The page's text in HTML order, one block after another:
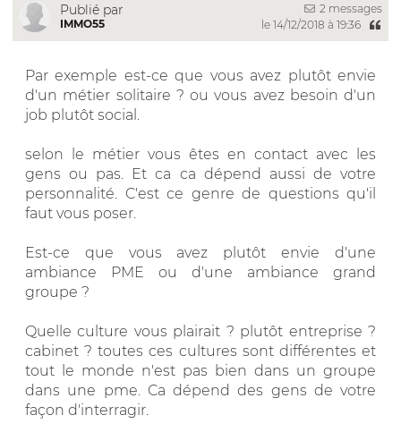
Publié par
IMMO55
2 messages
le 14/12/2018 à 19:36
Par exemple est-ce que vous avez plutôt envie
d'un métier solitaire ? ou vous avez besoin d'un
job plutôt social.
selon le métier vous êtes en contact avec les
gens ou pas. Et ca ca dépend aussi de votre
personnalité. C'est ce genre de questions qu'il
faut vous poser.
Est-ce que vous avez plutôt envie d'une
ambiance PME ou d'une ambiance grand
groupe ?
Quelle culture vous plairait ? plutôt entreprise ?
cabinet ? toutes ces cultures sont différentes et
tout le monde n'est pas bien dans un groupe
dans une pme. Ca dépend des gens de votre
façon d'interragir.